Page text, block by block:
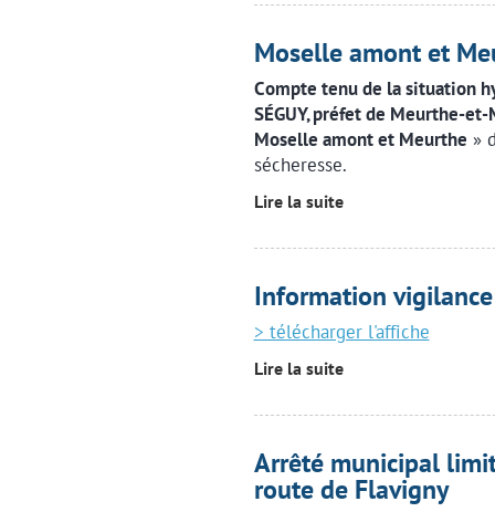
Moselle amont et
Compte tenu de la situation
SÉGUY, préfet de Meurthe-
Moselle amont et Meurthe »
sécheresse.
Lire la suite
Information vigilance
> télécharger l'affiche
Lire la suite
Arrêté municipal
route de Flavigny